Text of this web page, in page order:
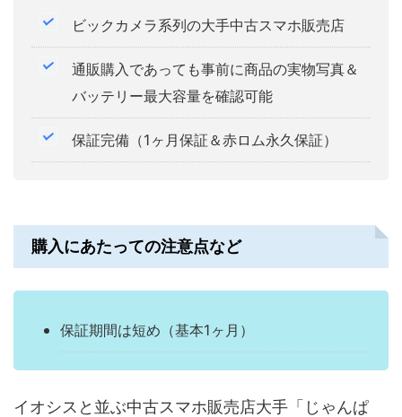
ビックカメラ系列の大手中古スマホ販売店
通販購入であっても事前に商品の実物写真＆
バッテリー最大容量を確認可能
保証完備（1ヶ月保証＆赤ロム永久保証）
購入にあたっての注意点など
保証期間は短め（基本1ヶ月）
イオシスと並ぶ中古スマホ販売店大手「じゃんぱ